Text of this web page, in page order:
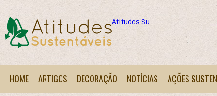
Atitudes Sustentáveis
HOME ARTIGOS DECORAÇÃO NOTÍCIAS AÇÕES